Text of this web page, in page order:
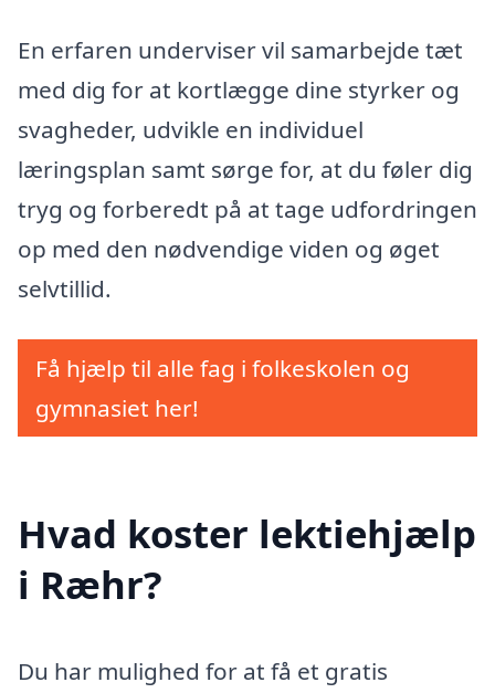
En erfaren underviser vil samarbejde tæt
med dig for at kortlægge dine styrker og
svagheder, udvikle en individuel
læringsplan samt sørge for, at du føler dig
tryg og forberedt på at tage udfordringen
op med den nødvendige viden og øget
selvtillid.
Få hjælp til alle fag i folkeskolen og
gymnasiet her!
Hvad koster lektiehjælp
i Ræhr?
Du har mulighed for at få et gratis